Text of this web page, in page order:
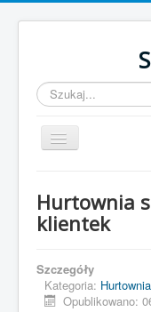
Szukaj...
Toggle
Navigation
Sukienki z
Bluzki xxxl i
Hurtownia
klientek
Szczegóły
Kategoria:
Opublikowano: